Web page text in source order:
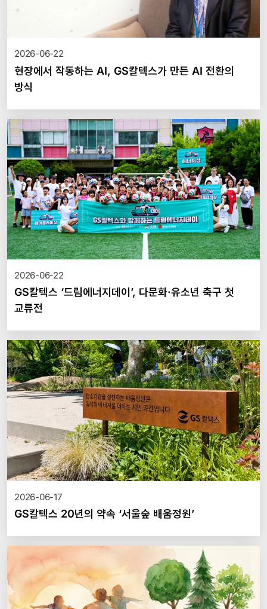
2026-06-22
현장에서 작동하는 AI, GS칼텍스가 만든 AI 전환의
방식
2026-06-22
GS칼텍스 ‘드림에너지데이’, 다문화·유소년 축구 첫
교류전
2026-06-17
GS칼텍스 20년의 약속 ‘서울숲 배움정원’